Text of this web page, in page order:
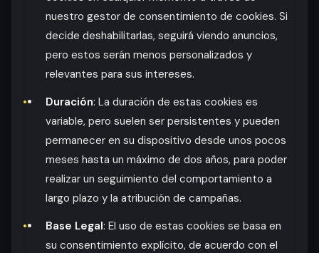
nuestro gestor de consentimiento de cookies. Si
decide deshabilitarlas, seguirá viendo anuncios,
pero estos serán menos personalizados y
relevantes para sus intereses.
Duración: La duración de estas cookies es
variable, pero suelen ser persistentes y pueden
permanecer en su dispositivo desde unos pocos
meses hasta un máximo de dos años, para poder
realizar un seguimiento del comportamiento a
largo plazo y la atribución de campañas.
Base Legal: El uso de estas cookies se basa en
su consentimiento explícito, de acuerdo con el